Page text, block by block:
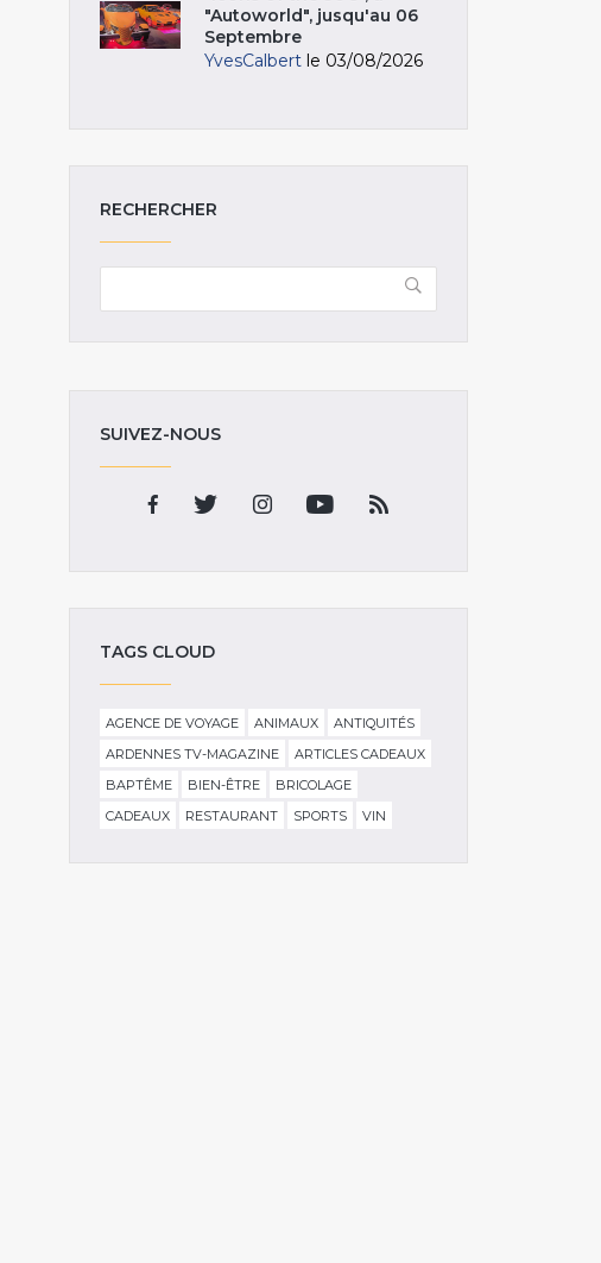
"Autoworld", jusqu'au 06
Septembre
YvesCalbert le 03/08/2026
RECHERCHER
SUIVEZ-NOUS
TAGS CLOUD
AGENCE DE VOYAGE ANIMAUX
ANTIQUITÉS
ARDENNES TV-MAGAZINE
ARTICLES CADEAUX
BAPTÊME
BIEN-ÊTRE
BRICOLAGE
CADEAUX
RESTAURANT SPORTS VIN